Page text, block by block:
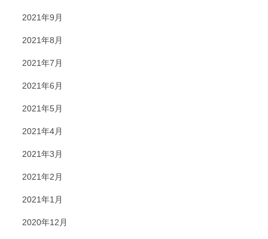
2021年9月
2021年8月
2021年7月
2021年6月
2021年5月
2021年4月
2021年3月
2021年2月
2021年1月
2020年12月